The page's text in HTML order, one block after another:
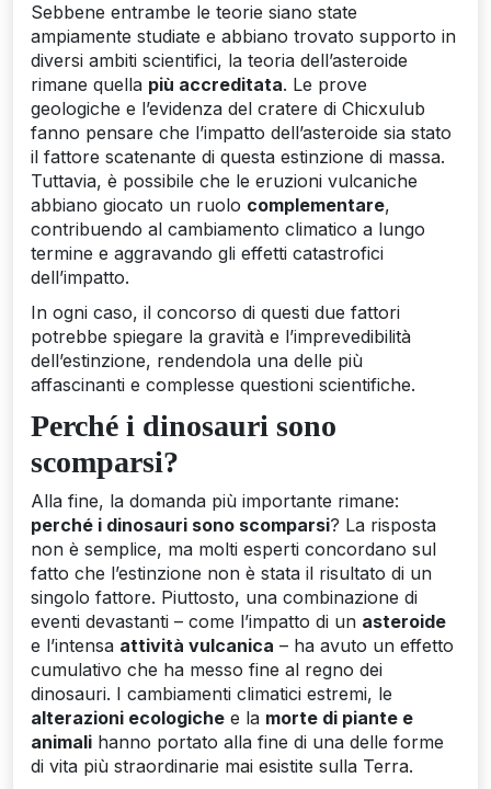
Sebbene entrambe le teorie siano state
ampiamente studiate e abbiano trovato supporto in
diversi ambiti scientifici, la teoria dell’asteroide
rimane quella più accreditata. Le prove
geologiche e l’evidenza del cratere di Chicxulub
fanno pensare che l’impatto dell’asteroide sia stato
il fattore scatenante di questa estinzione di massa.
Tuttavia, è possibile che le eruzioni vulcaniche
abbiano giocato un ruolo complementare,
contribuendo al cambiamento climatico a lungo
termine e aggravando gli effetti catastrofici
dell’impatto.
In ogni caso, il concorso di questi due fattori
potrebbe spiegare la gravità e l’imprevedibilità
dell’estinzione, rendendola una delle più
affascinanti e complesse questioni scientifiche.
Perché i dinosauri sono
scomparsi?
Alla fine, la domanda più importante rimane:
perché i dinosauri sono scomparsi? La risposta
non è semplice, ma molti esperti concordano sul
fatto che l’estinzione non è stata il risultato di un
singolo fattore. Piuttosto, una combinazione di
eventi devastanti – come l’impatto di un asteroide
e l’intensa attività vulcanica – ha avuto un effetto
cumulativo che ha messo fine al regno dei
dinosauri. I cambiamenti climatici estremi, le
alterazioni ecologiche e la morte di piante e
animali hanno portato alla fine di una delle forme
di vita più straordinarie mai esistite sulla Terra.